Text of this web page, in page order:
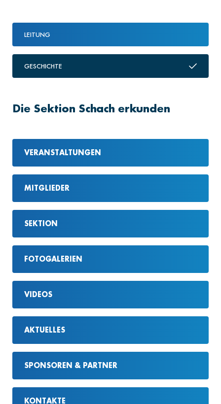
LEITUNG
GESCHICHTE
Die Sektion Schach erkunden
VERANSTALTUNGEN
MITGLIEDER
SEKTION
FOTOGALERIEN
VIDEOS
AKTUELLES
SPONSOREN & PARTNER
KONTAKTE